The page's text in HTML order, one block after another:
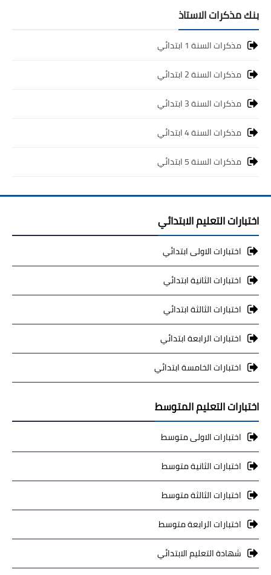
بنك مذكرات الاستاذ
مذكرات السنة 1 ابتدائي
مذكرات السنة 2 ابتدائي
مذكرات السنة 3 ابتدائي
مذكرات السنة 4 ابتدائي
مذكرات السنة 5 ابتدائي
اختبارات التعليم الابتدائي
اختبارات الاولى ابتدائي
اختبارات الثانية ابتدائي
اختبارات الثالثة ابتدائي
اختبارات الرابعة ابتدائي
اختبارات الخامسة ابتدائي
اختبارات التعليم المتوسط
اختبارات الاولى متوسط
اختبارات الثانية متوسط
اختبارات الثالثة متوسط
اختبارات الرابعة متوسط
شهادة التعليم الابتدائي